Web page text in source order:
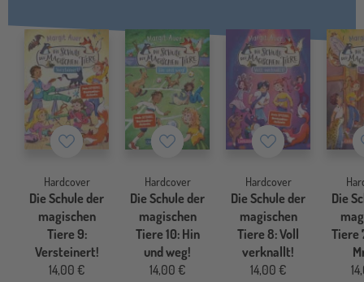
Merkzettel
Hardcover
Die Schule der
magischen
Tiere 9:
Versteinert!
14,00 €
Merkzettel
Hardcover
Die Schule der
magischen
Tiere 10: Hin
und weg!
14,00 €
Merkzettel
Hardcover
Die Schule der
magischen
Tiere 8: Voll
verknallt!
14,00 €
Die
Tiere